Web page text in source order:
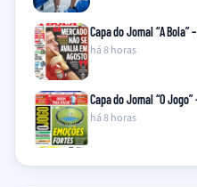
Capa do Jornal “A Bola”
há 8 horas
Capa do Jornal “O
há 8 horas